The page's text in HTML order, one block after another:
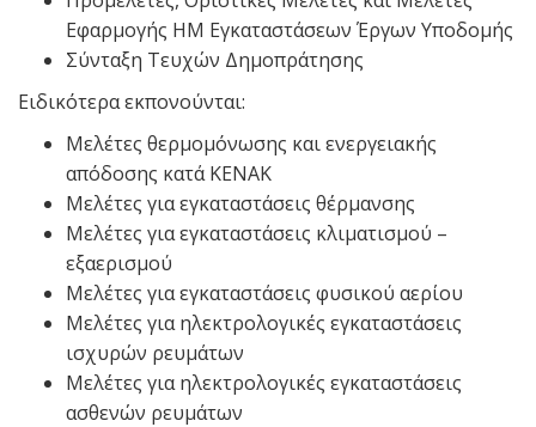
Εφαρμογής ΗΜ Εγκαταστάσεων Έργων Υποδομής
Σύνταξη Τευχών Δημοπράτησης
Ειδικότερα εκπονούνται:
Μελέτες θερμομόνωσης και ενεργειακής
απόδοσης κατά ΚΕΝΑΚ
Μελέτες για εγκαταστάσεις θέρμανσης
Μελέτες για εγκαταστάσεις κλιματισμού –
εξαερισμού
Μελέτες για εγκαταστάσεις φυσικού αερίου
Μελέτες για ηλεκτρολογικές εγκαταστάσεις
ισχυρών ρευμάτων
Μελέτες για ηλεκτρολογικές εγκαταστάσεις
ασθενών ρευμάτων